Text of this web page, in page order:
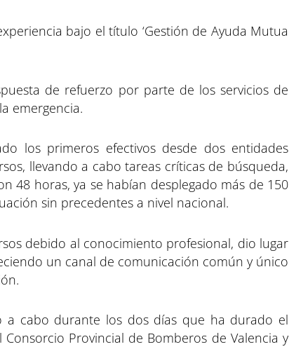
bajo el título ‘Gestión de Ayuda Mutua
de refuerzo por parte de los servicios de
emergencia.
los primeros efectivos desde dos entidades
llevando a cabo tareas críticas de búsqueda,
48 horas, ya se habían desplegado más de 150
sin precedentes a nivel nacional.
debido al conocimiento profesional, dio lugar
un canal de comunicación común y único
a cabo durante los dos días que ha durado el
Consorcio Provincial de Bomberos de Valencia y